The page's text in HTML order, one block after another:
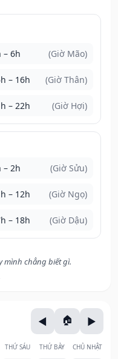
– 6h (Giờ Mão)
– 16h (Giờ Thân)
– 22h (Giờ Hợi)
– 2h (Giờ Sửu)
– 12h (Giờ Ngọ)
– 18h (Giờ Dậu)
mình chẳng biết gì.
THỨ SÁU THỨ BẢY CHỦ NHẬT